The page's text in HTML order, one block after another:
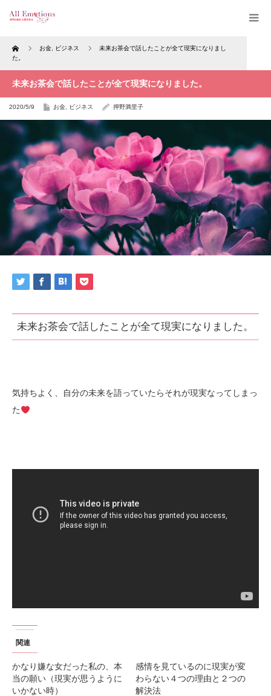
Home お金 ビジネス
未来お茶会で話したことが全て現実になりまし
た。
未来お茶会で話したことが全て現実になりました。
2020/5/9 お金 ビジネス 押野満里子
未来お茶会で話したことが全て現実になりました。
気持ちよく、自分の未来を語っていたらそれが現実なってしまっ
た
関連
かなり嫌な女だった私の、本
当の願い（現実が思うように
いかない時）
感情を見ているのに現実が変
わらない４つの理由と２つの
解決法